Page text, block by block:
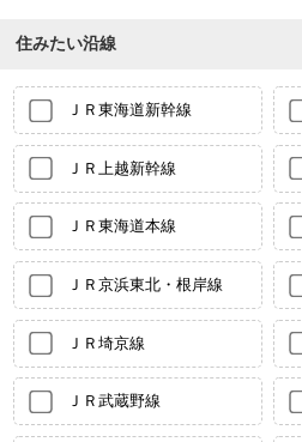
住みたい沿線
ＪＲ東海道新幹線
ＪＲ上越新幹線
ＪＲ東海道本線
ＪＲ京浜東北・根岸線
ＪＲ埼京線
ＪＲ武蔵野線